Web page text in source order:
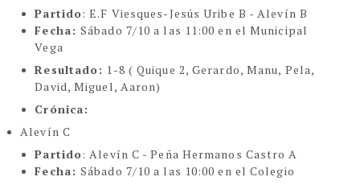
Partido: E.F Viesques-Jesús Uribe B - Alevín B
Fecha:Sábado 7/10 a las 11:00 en el Municipal
Vega
Resultado: 1-8 ( Quique 2, Gerardo, Manu, Pela,
David, Miguel, Aaron)
Crónica:
Alevín C
Partido: Alevín C - Peña Hermanos Castro A
Fecha:Sábado 7/10 a las 10:00 en el Colegio